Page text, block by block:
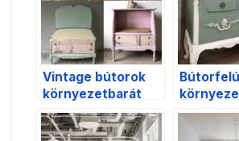
Vintage bútorok
környezetbarát
felújítása
an